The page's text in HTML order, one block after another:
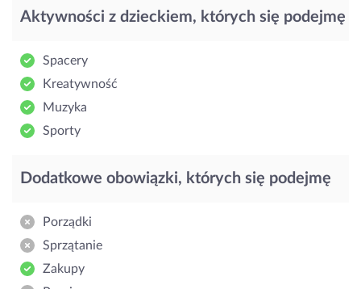
Aktywności z dzieckiem, których się podejmę
Spacery
Kreatywność
Muzyka
Sporty
Dodatkowe obowiązki, których się podejmę
Porządki
Sprzątanie
Zakupy